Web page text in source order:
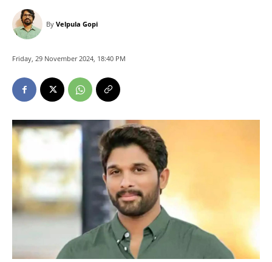
By Velpula Gopi
Friday, 29 November 2024, 18:40 PM